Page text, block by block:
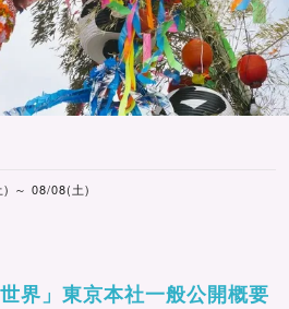
～ 08/08(土)
界」東京本社一般公開概要